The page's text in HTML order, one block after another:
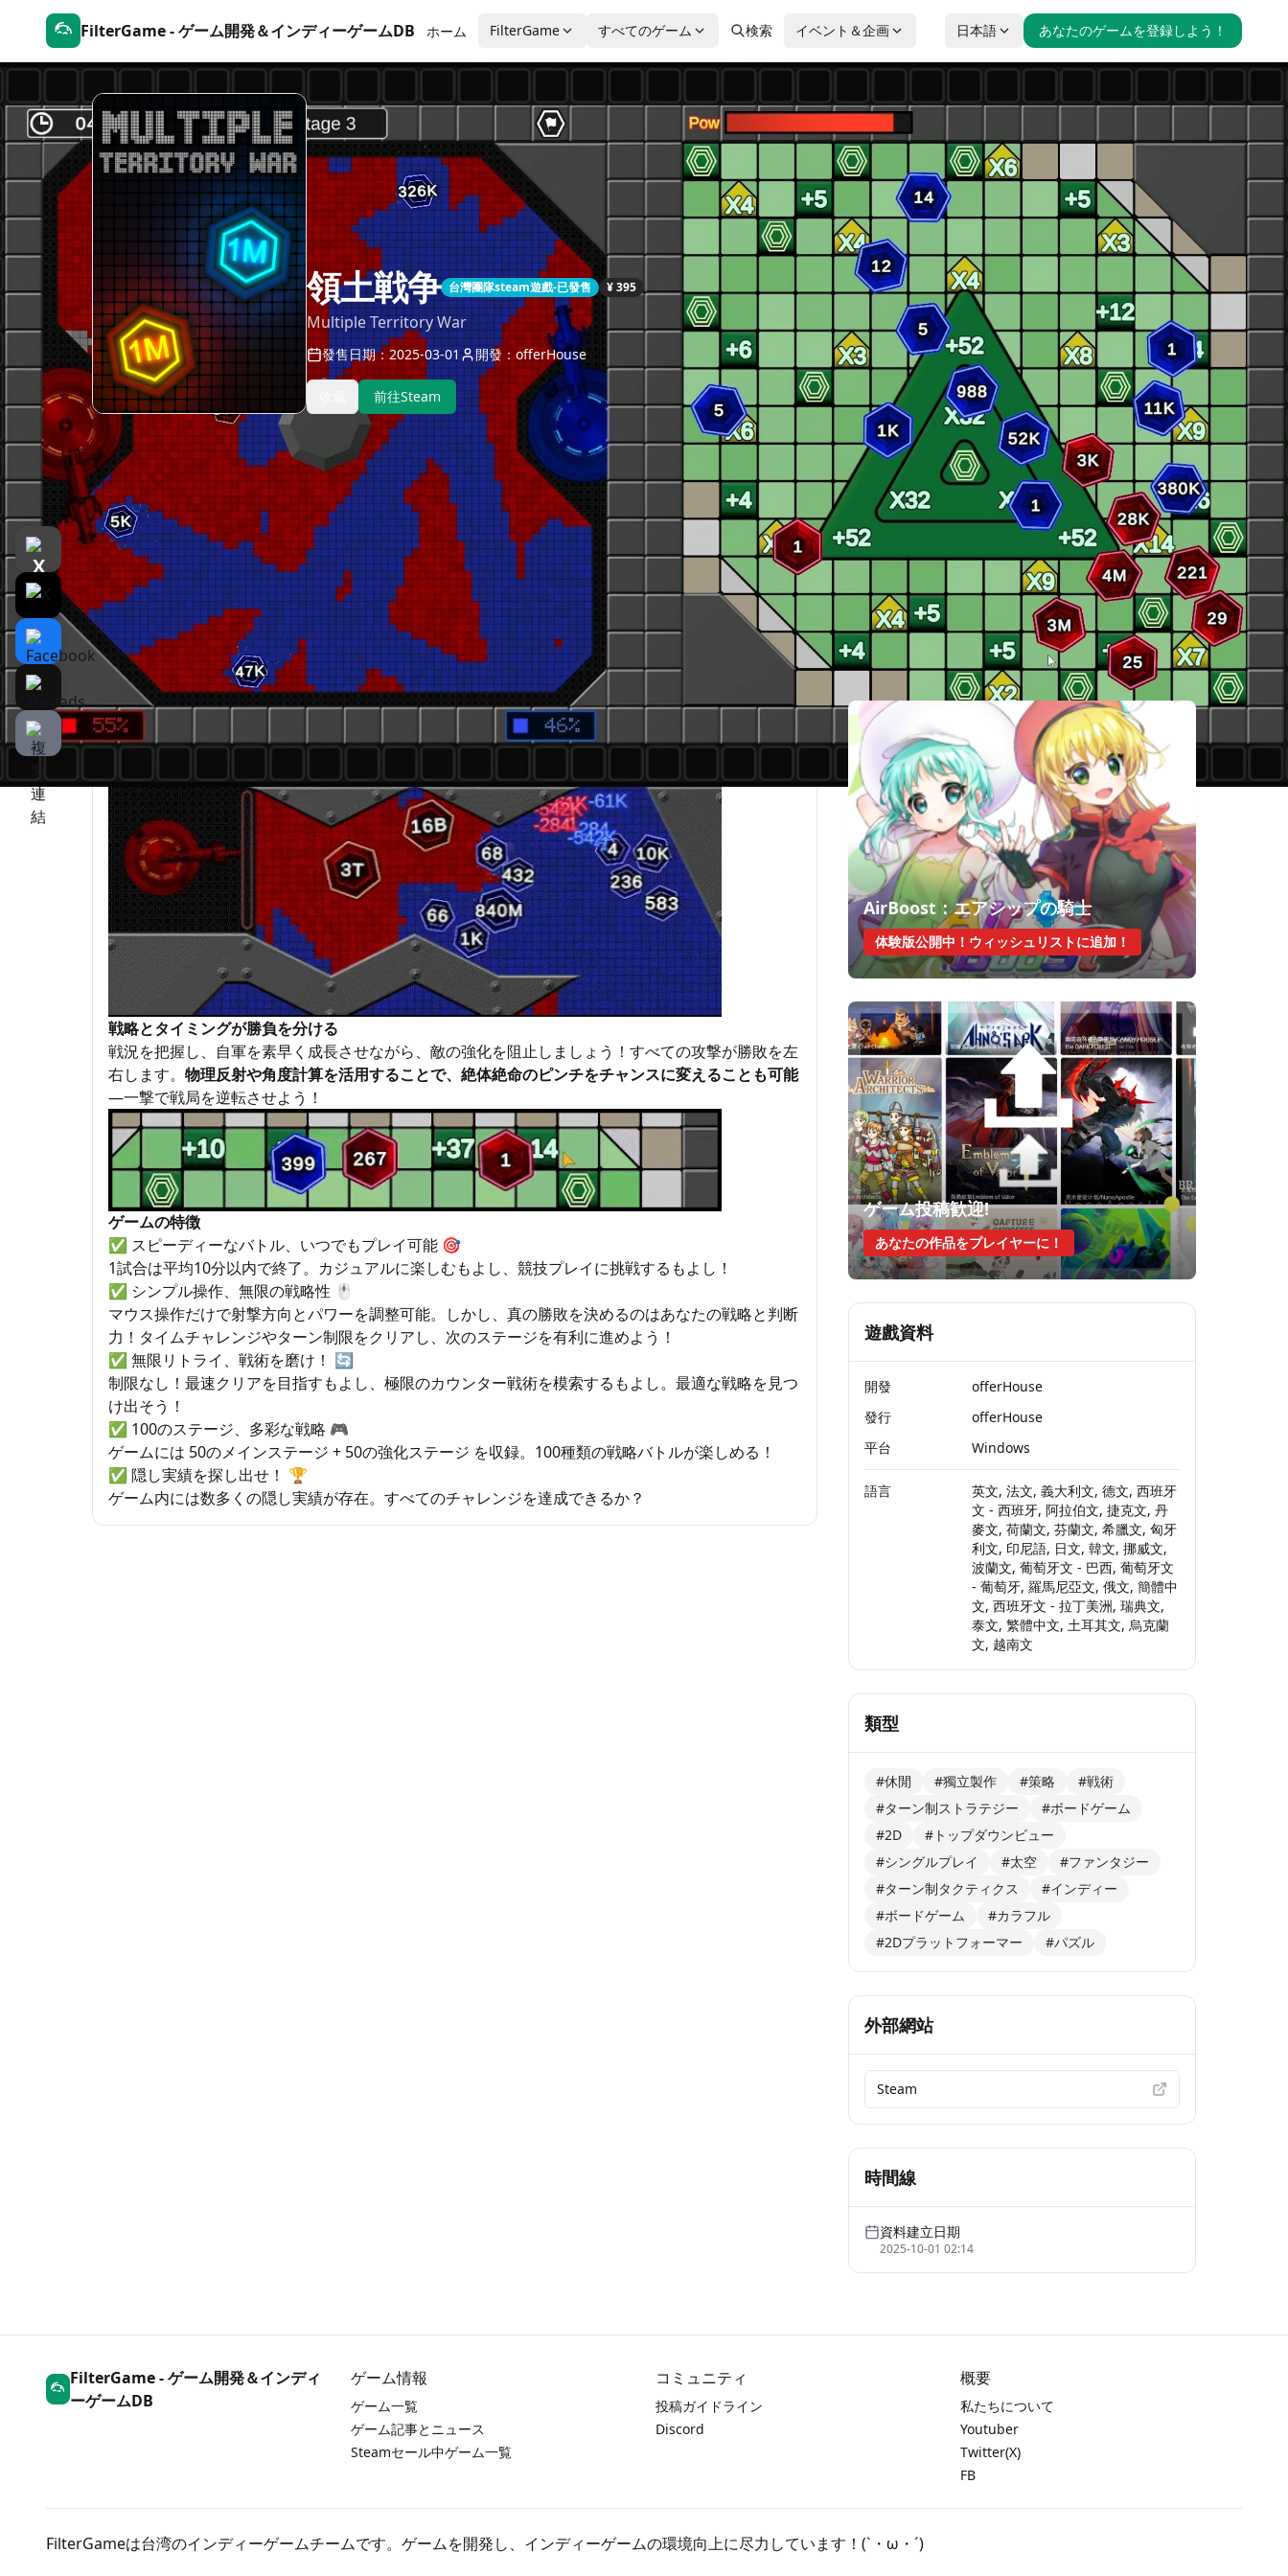
FilterGame - ゲーム開発＆インディーゲームDB ホーム FilterGame すべてのゲーム 検索 イベント＆企画 日本語 あなたのゲームを登録しよう！
領土戦争 台灣團隊steam遊戲-已發售 ¥ 395
Multiple Territory War
發售日期：2025-03-01 開發：offerHouse
前往Steam
遊戲介紹 最後更新：2025-10-05
介紹 遊戲截圖 関連記事
戦争の唯一のルール：領土を守れ！
本作はターン制ストラテジーシューティングゲームです 。各ターンはわずか数秒で完了し、素早くス
リリングな戦術バトルが楽しめます！この戦場では、数値が力の証—強力な部隊を編成し、領土を占
領して勝利を目指しましょう！
キャラクターの移動、回転、衝突を正確に計算し、強化エリアに留まるように調整しましょう。ター
ン終了時には、すべてのユニットの強化効果とダメージが計算されます
し、敵を追い詰めることができるか？成功の鍵は、あなたの戦略、勇気、そして運にかかっていま
戦略とタイミングが勝負を分ける
戦況を把握し、自軍を素早く成長させながら、敵の強化を阻止しましょう！すべての攻撃が勝敗を左
右します。 物理反射や角度計算を活用することで、絶体絶命のピンチをチャンスに変えることも可能
—一撃で戦局を逆転させよう！
ゲームの特徴
✅ スピーディーなバトル、いつでもプレイ可能 🎯
1試合は平均10分以内で終了。カジュアルに楽しむもよし、競技プレイに挑戦するもよし！
✅ シンプル操作、無限の戦略性 🖱
マウス操作だけで射撃方向とパワーを調整可能。しかし、真の勝敗を決めるのはあなたの戦略と判断
力！タイムチャレンジやターン制限をクリアし、次のステージを有利に進めよう！
✅ 無限リトライ、戦術を磨け！ 🔄
制限なし！最速クリアを目指すもよし、極限のカウンター戦術を模索するもよし。最適な戦略を見つ
け出そう！
✅ 100のステージ、多彩な戦略 🎮
ゲームには 50のメインステージ + 50の強化ステージ を収録。100種類の戦略バトルが楽しめる！
✅ 隠し実績を探し出せ！ 🏆
ゲーム内には数多くの隠し実績が存在。すべてのチャレンジを達成できるか？
相似遊戲
スペルホイー
- Howl
Not yet
朝露：境界旅
程
The Gambit
Lost to Time
AirBoost：エアシップの騎士
体験版公開中！ウィッシュリストに追加！
ゲーム投稿歓迎!
あなたの作品をプレイヤーに！
遊戲資料
開發
offerHouse
發行
offerHouse
平台
Windows
語言
英文, 法文, 義大利文, 德文, 西班牙
文 - 西班牙, 阿拉伯文, 捷克文, 丹
麥文, 荷蘭文, 芬蘭文, 希臘文, 匈牙
利文, 印尼語, 日文, 韓文, 挪威文,
波蘭文, 葡萄牙文 - 巴西, 葡萄牙文
- 葡萄牙, 羅馬尼亞文, 俄文, 簡體中
文, 西班牙文 - 拉丁美洲, 瑞典文,
泰文, 繁體中文, 土耳其文, 烏克蘭
文, 越南文
類型
#休閒 #獨立製作 #策略
#戦術
#ターン制ストラテジー
#ボードゲーム
#2D
#トップダウンビュー
#シングルプレイ
#太空
#ファンタジー
#ターン制タクティクス
#インディー
#ボードゲーム
#カラフル
#2Dプラットフォーマー
#パズル
外部網站
Steam
時間線
資料建立日期
2025-10-01 02:14
FilterGame - ゲーム開発＆インディ
ーゲームDB
ゲーム情報
ゲーム一覧
ゲーム記事とニュース
Steamセール中ゲーム一覧
コミュニティ
投稿ガイドライン
Discord
概要
私たちについて
Youtuber
Twitter(X)
FB
FilterGameは台湾のインディーゲームチームです。ゲームを開発し、インディーゲームの環境向上に尽力しています！(`・ω・´)